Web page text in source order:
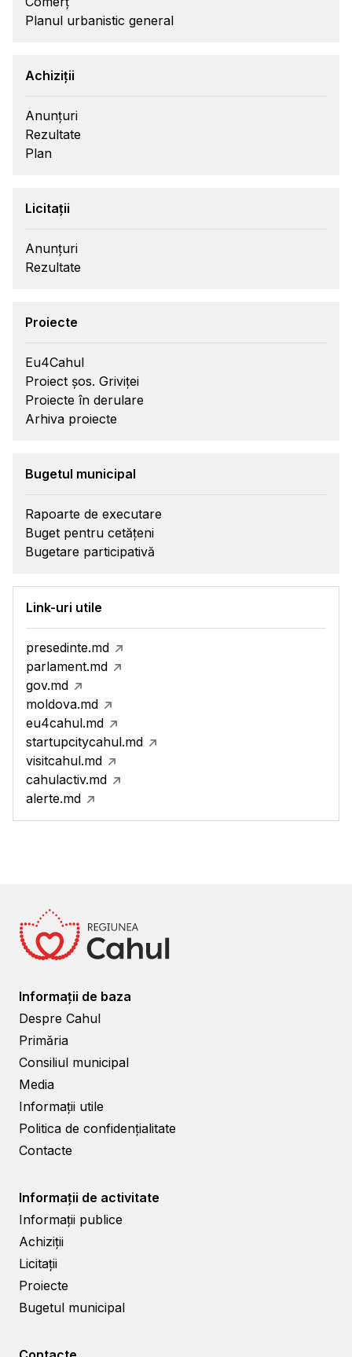
Planul urbanistic general
Achiziții
Anunțuri
Rezultate
Plan
Licitații
Anunțuri
Rezultate
Proiecte
Eu4Cahul
Proiect șos. Griviței
Proiecte în derulare
Arhiva proiecte
Bugetul municipal
Rapoarte de executare
Buget pentru cetățeni
Bugetare participativă
Link-uri utile
presedinte.md
parlament.md
gov.md
moldova.md
eu4cahul.md
startupcitycahul.md
visitcahul.md
cahulactiv.md
alerte.md
Informații de baza
Despre Cahul
Primăria
Consiliul municipal
Media
Informații utile
Politica de confidențialitate
Contacte
Informații de activitate
Informații publice
Achiziții
Licitații
Proiecte
Bugetul municipal